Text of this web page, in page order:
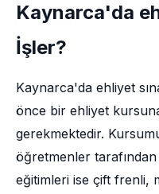
Kaynarca'da
İşler?
Kaynarca'da ehliyet
önce bir ehliyet
gerekmektedir.
öğretmenler
eğitimleri ise çift frenli,